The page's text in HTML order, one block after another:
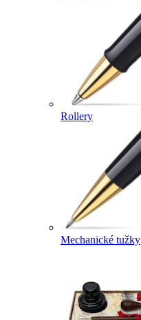
Rollery
Mechanické tužky